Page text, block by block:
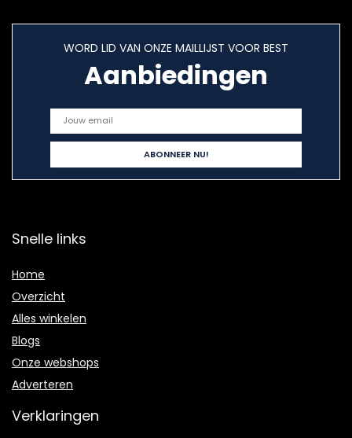
WORD LID VAN ONZE MAILLIJST VOOR BEST
Aanbiedingen
Snelle links
Home
Overzicht
Alles winkelen
Blogs
Onze webshops
Adverteren
Verklaringen